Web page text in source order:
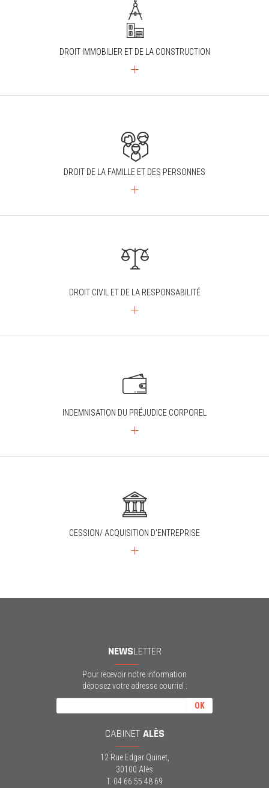
DROIT IMMOBILIER ET DE LA CONSTRUCTION
DROIT DE LA FAMILLE ET DES PERSONNES
DROIT CIVIL ET DE LA RESPONSABILITÉ
INDEMNISATION DU PRÉJUDICE CORPOREL
CESSION/ ACQUISITION D'ENTREPRISE
NEWSLETTER
Pour recevoir notre information
déposez votre adresse courriel :
CABINET ALÈS
12 Rue Edgar Quinet,
30100 Alès
T. 04 66 55 48 69